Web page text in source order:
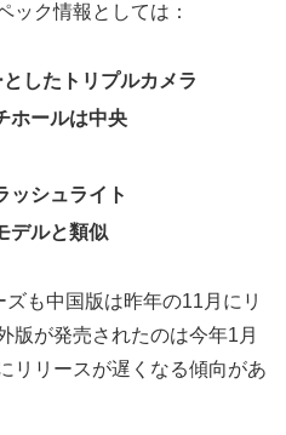
ック情報としては：
したトリプルカメラ
ホールは中央
ッシュライト
デルと類似
も中国版は昨年の11月にリ
版が発売されたのは今年1月
リリースが遅くなる傾向があ